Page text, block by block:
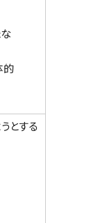
的
とする